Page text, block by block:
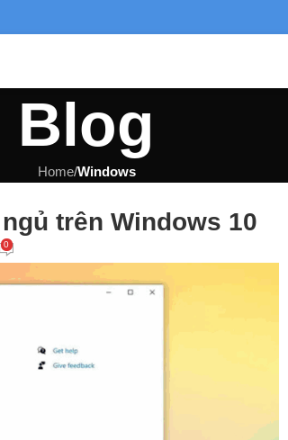
Blog
Home/Windows
trên Windows 10
0